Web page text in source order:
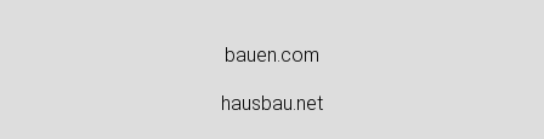
bauen.com
hausbau.net